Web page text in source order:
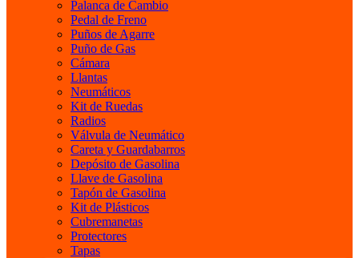
Palanca de Cambio
Pedal de Freno
Puños de Agarre
Puño de Gas
Cámara
Llantas
Neumáticos
Kit de Ruedas
Radios
Válvula de Neumático
Careta y Guardabarros
Depósito de Gasolina
Llave de Gasolina
Tapón de Gasolina
Kit de Plásticos
Cubremanetas
Protectores
Tapas